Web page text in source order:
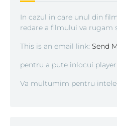
In cazul in care unul din
redare a filmului va rugam
This is an email link: Send
pentru a pute inlocui
Va multumim pentru